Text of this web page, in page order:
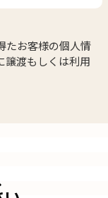
たお客様の個人情
譲渡もしくは利用